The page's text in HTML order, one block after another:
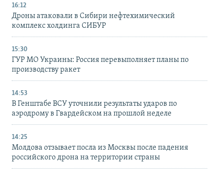
16:12
Дроны атаковали в Сибири нефтехимический
комплекс холдинга СИБУР
15:30
ГУР МО Украины: Россия перевыполняет планы по
производству ракет
14:53
В Генштабе ВСУ уточнили результаты ударов по
аэродрому в Гвардейском на прошлой неделе
14:25
Молдова отзывает посла из Москвы после падения
российского дрона на территории страны